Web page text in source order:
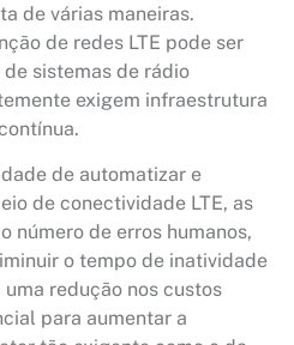
de várias maneiras.
de redes LTE pode ser
sistemas de rádio
exigem infraestrutura
de automatizar e
de conectividade LTE, as
número de erros humanos,
o tempo de inatividade
redução nos custos
para aumentar a